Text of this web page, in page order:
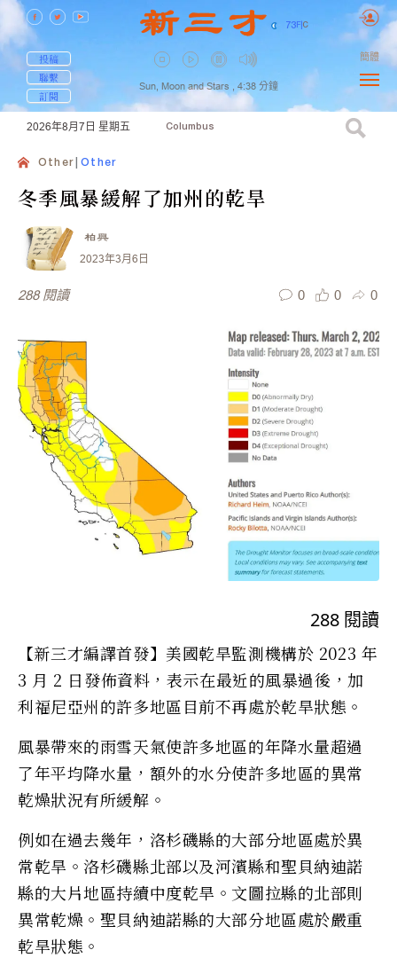
73F| C
投稿
聯繫
訂閱
Sun, Moon and Stars , 4:38 分鐘
簡體
2026年8月7日 星期五 Columbus
Other Other
冬季風暴緩解了加州的乾旱
柏興
2023年3月6日
288 閱讀 0 0 0
288 閱讀
【新三才編譯首發】美國乾旱監測機構於 2023 年
3 月 2 日發佈資料，表示在最近的風暴過後，加
利福尼亞州的許多地區目前不再處於乾旱狀態。
風暴帶來的雨雪天氣使許多地區的年降水量超過
了年平均降水量，額外的水分使許多地區的異常
乾燥狀況有所緩解。
例如在過去幾年，洛杉磯縣的大部分地區處於異
常乾旱。洛杉磯縣北部以及河濱縣和聖貝納迪諾
縣的大片地區持續中度乾旱。文圖拉縣的北部則
異常乾燥。聖貝納迪諾縣的大部分地區處於嚴重
乾旱狀態。